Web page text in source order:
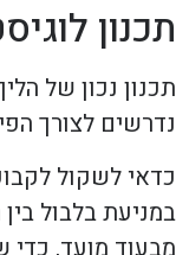
תכנון
תכנון נכון של
נדרשים לצורך
כדאי לשקול
במניעת בלבול
מבעוד מועד, כדי